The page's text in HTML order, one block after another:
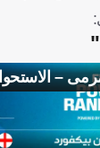
–